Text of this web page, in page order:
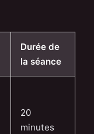
Durée de
la séance
20
minutes